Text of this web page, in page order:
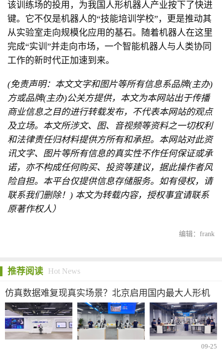
图：“训练+应用+孵化+科普”
该训练场的投用，为我国人形机器人产业按下了快进
键。它不仅是机器人的“技能培训学校”，更是推动其
从实验室走向规模化应用的基石。随着机器人在这里
完成“实训”并走向市场，一个智能机器人与人类协同
工作的新时代正加速到来。
(免责声明：本文文字和图片等所有信息系品牌(主办)
方或品牌(主办)公关方提供，本文为本网站出于传播
商业信息之目的进行转载发布，不代表本网站的观点
及立场。本文所涉文、图、音视频等资料之一切权利
诺，亦不构成任何购买、投资等建议，据此操作者风
联系我们删除！) 本文为转载内容，授权事宜请联系
原著作权人）
编辑：frank